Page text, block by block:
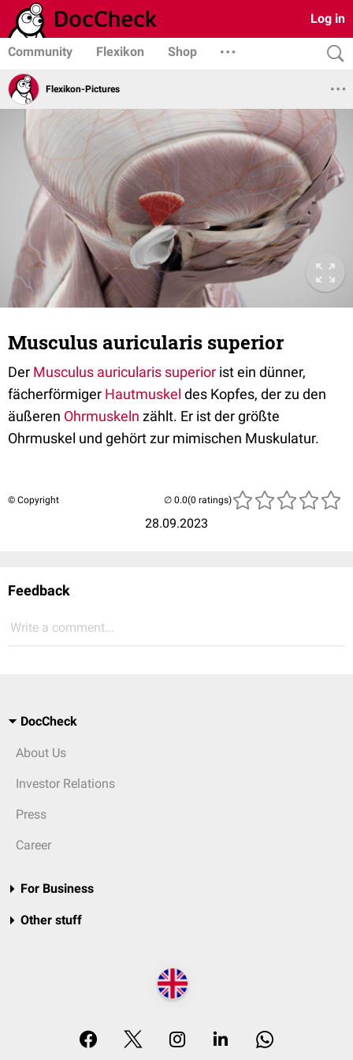
Log in
Community Flexikon Shop
Flexikon-Pictures
Musculus auricularis superior
Der Musculus auricularis superior ist ein dünner,
fächerförmiger Hautmuskel des Kopfes, der zu den
äußeren Ohrmuskeln zählt. Er ist der größte
Ohrmuskel und gehört zur mimischen Muskulatur.
© Copyright
28.09.2023
(0 ratings)
Feedback
Write a comment...
DocCheck
About Us
Investor Relations
Press
Career
For Business
Other stuff